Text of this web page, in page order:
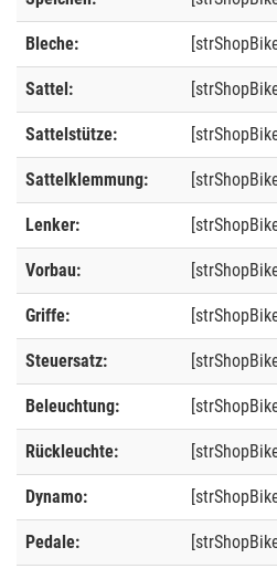
Bleche:
Sattel:
Sattelstütze:
Sattelklemmung:
Lenker:
Vorbau:
Griffe:
Steuersatz:
Beleuchtung:
Rückleuchte:
Dynamo:
Pedale: